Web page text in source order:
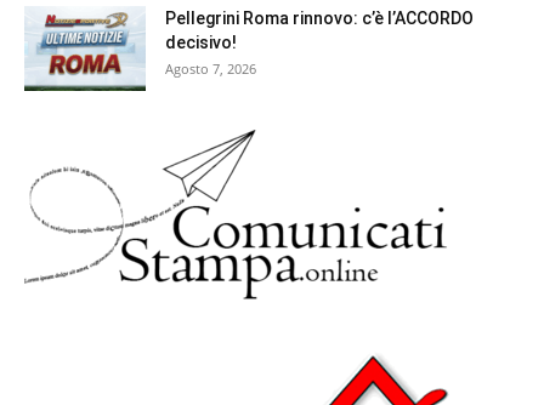
Pellegrini Roma rinnovo: c’è l’ACCORDO
decisivo!
Agosto 7, 2026